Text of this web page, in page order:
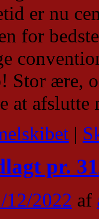
er nu
for
Stor ære,
at afslutte
|
pr.
12/2022 af